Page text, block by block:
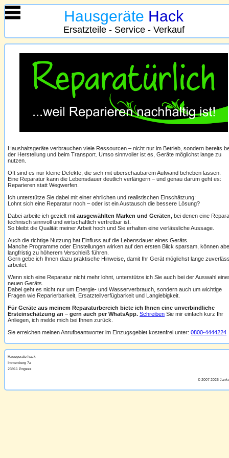
Hausgeräte Hack
Ersatzteile - Service - Verkauf
Haushaltsgeräte verbrauchen viele Ressourcen – nicht nur im Betrieb, sondern bereits
der Herstellung und beim Transport. Umso sinnvoller ist es, Geräte möglichst lange zu
nutzen.
Oft sind es nur kleine Defekte, die sich mit überschaubarem Aufwand beheben lassen.
Eine Reparatur kann die Lebensdauer deutlich verlängern – und genau darum geht es:
Reparieren statt Wegwerfen.
Ich unterstütze Sie dabei mit einer ehrlichen und realistischen Einschätzung:
Lohnt sich eine Reparatur noch – oder ist ein Austausch die bessere Lösung?
Dabei arbeite ich gezielt mit ausgewählten Marken und Geräten , bei denen eine
technisch sinnvoll und wirtschaftlich vertretbar ist.
So bleibt die Qualität meiner Arbeit hoch und Sie erhalten eine verlässliche Aussage.
Auch die richtige Nutzung hat Einfluss auf die Lebensdauer eines Geräts.
Manche Programme oder Einstellungen wirken auf den ersten Blick sparsam, können
langfristig zu höherem Verschleiß führen.
Gern gebe ich Ihnen dazu praktische Hinweise, damit Ihr Gerät möglichst lange
arbeitet.
Wenn sich eine Reparatur nicht mehr lohnt, unterstütze ich Sie auch bei der Auswahl
neuen Geräts.
Dabei geht es nicht nur um Energie- und Wasserverbrauch, sondern auch um wichtige
Fragen wie Reparierbarkeit, Ersatzteilverfügbarkeit und Langlebigkeit.
Für Geräte aus meinem Reparaturbereich biete ich Ihnen eine unverbindliche
Ersteinschätzung an – gern auch per WhatsApp. Schreiben Sie mir einfach kurz Ihr
Anliegen, ich melde mich bei Ihnen zurück.
Sie erreichen meinen Anrufbeantworter im Einzugsgebiet kostenfrei unter: 0800-4444224
Hausgeräte-hack
Immenberg 7a
23911 Pogeez
© 2007-2026